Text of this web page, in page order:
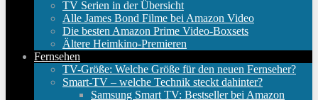
TV Serien in der Übersicht
Alle James Bond Filme bei Amazon Video
Die besten Amazon Prime Video-Boxsets
Ältere Heimkino-Premieren
Fernsehen
TV-Größe: Welche Größe für den neuen Fernseher?
Smart-TV – welche Technik steckt dahinter?
Samsung Smart TV: Bestseller bei Amazon